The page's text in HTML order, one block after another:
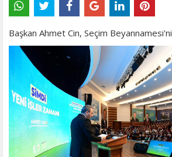
Başkan Ahmet Cin, Seçim Beyannamesi'ni